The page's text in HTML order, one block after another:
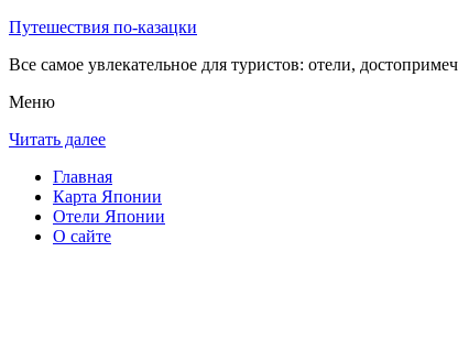
Путешествия по-казацки
Все самое увлекательное для туристов: отели,
Меню
Читать далее
Главная
Карта Японии
Отели Японии
О сайте